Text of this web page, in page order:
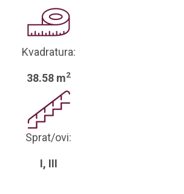
Kvadratura:
38.58 m2
Sprat/ovi:
I, III